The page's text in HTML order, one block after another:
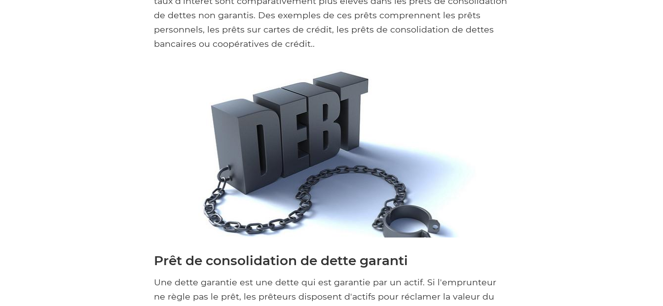
de dettes non garantis. Des exemples de ces prêts comprennent les prêts
personnels, les prêts sur cartes de crédit, les prêts de consolidation de dettes
bancaires ou coopératives de crédit..
Prêt de consolidation de dette garanti
Une dette garantie est une dette qui est garantie par un actif. Si l'emprunteur
ne règle pas le prêt, les prêteurs disposent d'actifs pour réclamer la valeur du